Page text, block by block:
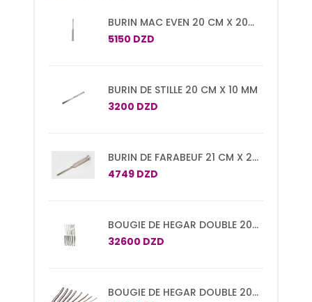
BURIN MAC EVEN 20 CM X 20
MM
5150 DZD
BURIN DE STILLE 20 CM X 10 MM
3200 DZD
BURIN DE FARABEUF 21 CM X 20
MM
4749 DZD
BOUGIE DE HEGAR DOUBLE 20
CM SET DE 15 PCS N°1/2 A
32600 DZD
BOUGIE DE HEGAR DOUBLE 20